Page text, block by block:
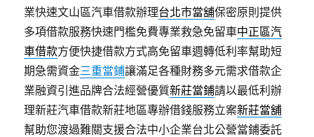
業快速文山區汽車借款辦理台北市當舖保密原則提供
多項借款服務快速門檻免費專業救急免留車中正區汽
車借款方便快捷借款方式高免留車週轉低利率幫助短
期急需資金三重當鋪讓滿足各種財務多元需求借款企
業融資引進品牌合法經營優質新莊當鋪請以最低利辦
理新莊汽車借款新莊地區專辦借錢服務立案新莊當舖
幫助您渡過難關支援合法中小企業台北公營當鋪委託